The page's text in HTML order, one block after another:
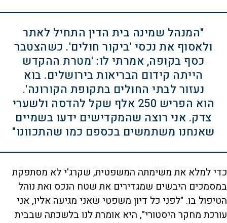
"המנהל שמינה בית הדין התחיל לאתר
ולאסוף את נכסי 'ביקור חולים'. כשהצטבר
כסף בקופה, אמרתי לו: 'מטרת ההקדש
הייתה קידום הבריאות בירושלים. בוא
נעזור לבתי החולים בתקופת הקורונה'.
הוא הפריש 250 אלף שקל להדסה ולשערי
צדק. אני רוצה שהמקדישים ידעו בשמיים
שאנחנו משתמשים בכספם כמו שהתכוונו"
כדי למלא את משימתה המשפטית, שקרג'י לא מסתפקת
במסמכים היבשים שמגדירים את שטח הנכס ואת נוהל
הטיפול בו. "לפני כל דיון משפטי שאני מגיעה אליו, אני
עורכת מחקר היסטורי", היא אומרת לנו בלשכתה שבבית